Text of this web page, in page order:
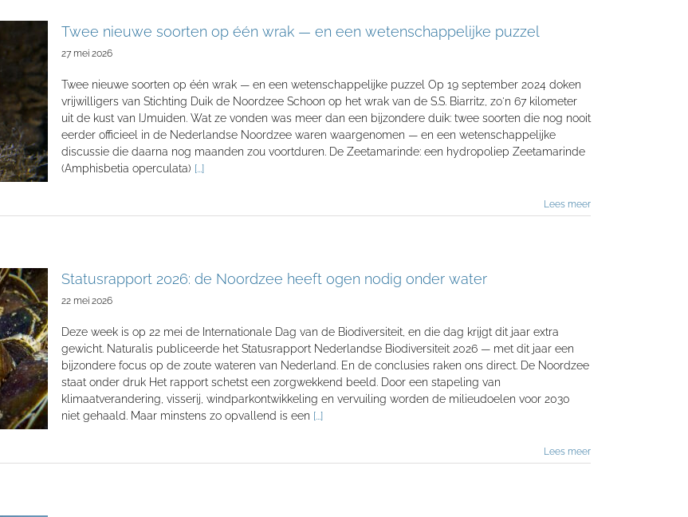
Twee nieuwe soorten op één wrak — en een wetenschappelijke puzzel
27 mei 2026
Twee nieuwe soorten op één wrak — en een wetenschappelijke puzzel Op 19 september 2024 doken
vrijwilligers van Stichting Duik de Noordzee Schoon op het wrak van de S.S. Biarritz, zo'n 67 kilometer
uit de kust van IJmuiden. Wat ze vonden was meer dan een bijzondere duik: twee soorten die nog nooit
eerder officieel in de Nederlandse Noordzee waren waargenomen — en een wetenschappelijke
discussie die daarna nog maanden zou voortduren. De Zeetamarinde: een hydropoliep Zeetamarinde
(Amphisbetia operculata) [...]
Lees meer
Statusrapport 2026: de Noordzee heeft ogen nodig onder water
22 mei 2026
Deze week is op 22 mei de Internationale Dag van de Biodiversiteit, en die dag krijgt dit jaar extra
gewicht. Naturalis publiceerde het Statusrapport Nederlandse Biodiversiteit 2026 — met dit jaar een
bijzondere focus op de zoute wateren van Nederland. En de conclusies raken ons direct. De Noordzee
staat onder druk Het rapport schetst een zorgwekkend beeld. Door een stapeling van
klimaatverandering, visserij, windparkontwikkeling en vervuiling worden de milieudoelen voor 2030
niet gehaald. Maar minstens zo opvallend is een [...]
Lees meer